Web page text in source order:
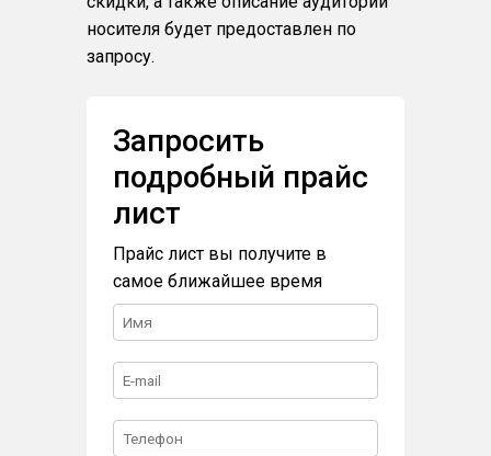
носителя будет предоставлен по
запросу.
Запросить
подробный прайс
лист
Прайс лист вы получите в
самое ближайшее время